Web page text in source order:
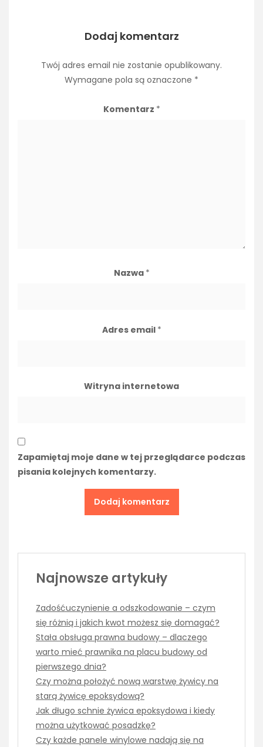
Dodaj komentarz
Twój adres email nie zostanie opublikowany.
Wymagane pola są oznaczone *
Komentarz *
Nazwa *
Adres email *
Witryna internetowa
Zapamiętaj moje dane w tej przeglądarce podczas
pisania kolejnych komentarzy.
Najnowsze artykuły
Zadośćuczynienie a odszkodowanie – czym
się różnią i jakich kwot możesz się domagać?
Stała obsługa prawna budowy – dlaczego
warto mieć prawnika na placu budowy od
pierwszego dnia?
Czy można położyć nową warstwę żywicy na
starą żywicę epoksydową?
Jak długo schnie żywica epoksydowa i kiedy
można użytkować posadzkę?
Czy każde panele winylowe nadają się na